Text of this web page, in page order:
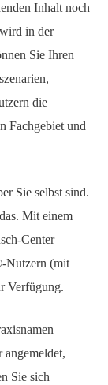
Inhalt noch
in der
Sie Ihren
die
Fachgebiet und
Sie selbst sind.
Mit einem
Center
Nutzern (mit
Verfügung.
angemeldet,
Sie sich